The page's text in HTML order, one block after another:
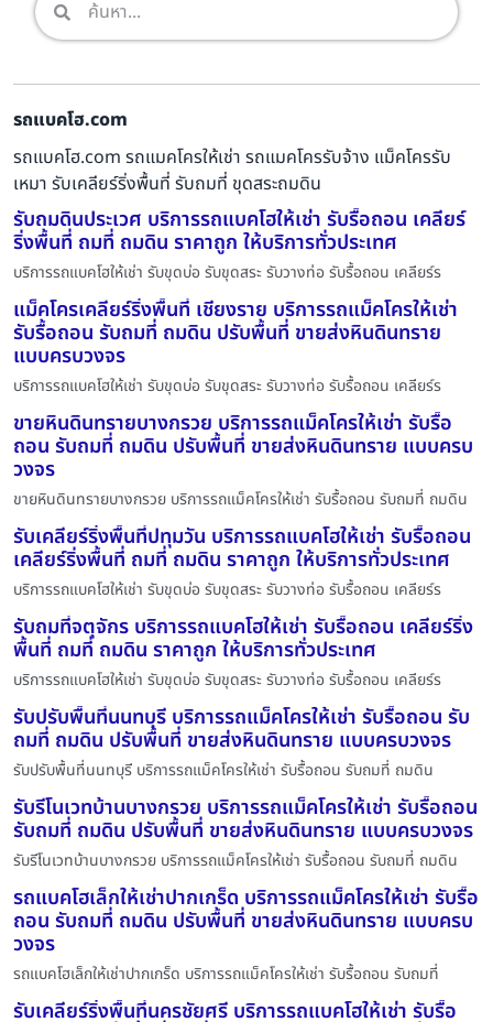
รถแบคโฮ.com
รถแบคโฮ.com รถแมคโครให้เช่า รถแมคโครรับจ้าง แม็คโครรับ
เหมา รับเคลียร์ริ่งพื้นที่ รับถมที่ ขุดสระถมดิน
รับถมดินประเวศ บริการรถแบคโฮให้เช่า รับรื้อถอน เคลียร์
ริ่งพื้นที่ ถมที่ ถมดิน ราคาถูก ให้บริการทั่วประเทศ
บริการรถแบคโฮให้เช่า รับขุดบ่อ รับขุดสระ รับวางท่อ รับรื้อถอน เคลียร์ร
แม็คโครเคลียร์ริ่งพื้นที่ เชียงราย บริการรถแม็คโครให้เช่า
รับรื้อถอน รับถมที่ ถมดิน ปรับพื้นที่ ขายส่งหินดินทราย
แบบครบวงจร
บริการรถแบคโฮให้เช่า รับขุดบ่อ รับขุดสระ รับวางท่อ รับรื้อถอน เคลียร์ร
ขายหินดินทรายบางกรวย บริการรถแม็คโครให้เช่า รับรื้อ
ถอน รับถมที่ ถมดิน ปรับพื้นที่ ขายส่งหินดินทราย แบบครบ
วงจร
ขายหินดินทรายบางกรวย บริการรถแม็คโครให้เช่า รับรื้อถอน รับถมที่ ถมดิน
รับเคลียร์ริ่งพื้นที่ปทุมวัน บริการรถแบคโฮให้เช่า รับรื้อถอน
เคลียร์ริ่งพื้นที่ ถมที่ ถมดิน ราคาถูก ให้บริการทั่วประเทศ
บริการรถแบคโฮให้เช่า รับขุดบ่อ รับขุดสระ รับวางท่อ รับรื้อถอน เคลียร์ร
รับถมที่จตุจักร บริการรถแบคโฮให้เช่า รับรื้อถอน เคลียร์ริ่ง
พื้นที่ ถมที่ ถมดิน ราคาถูก ให้บริการทั่วประเทศ
บริการรถแบคโฮให้เช่า รับขุดบ่อ รับขุดสระ รับวางท่อ รับรื้อถอน เคลียร์ร
รับปรับพื้นที่นนทบุรี บริการรถแม็คโครให้เช่า รับรื้อถอน รับ
ถมที่ ถมดิน ปรับพื้นที่ ขายส่งหินดินทราย แบบครบวงจร
รับปรับพื้นที่นนทบุรี บริการรถแม็คโครให้เช่า รับรื้อถอน รับถมที่ ถมดิน
รับรีโนเวทบ้านบางกรวย บริการรถแม็คโครให้เช่า รับรื้อถอน
รับถมที่ ถมดิน ปรับพื้นที่ ขายส่งหินดินทราย แบบครบวงจร
รับรีโนเวทบ้านบางกรวย บริการรถแม็คโครให้เช่า รับรื้อถอน รับถมที่ ถมดิน
รถแบคโฮเล็กให้เช่าปากเกร็ด บริการรถแม็คโครให้เช่า รับรื้อ
ถอน รับถมที่ ถมดิน ปรับพื้นที่ ขายส่งหินดินทราย แบบครบ
วงจร
รถแบคโฮเล็กให้เช่าปากเกร็ด บริการรถแม็คโครให้เช่า รับรื้อถอน รับถมที่
รับเคลียร์ริ่งพื้นที่นครชัยศรี บริการรถแบคโฮให้เช่า รับรื้อ